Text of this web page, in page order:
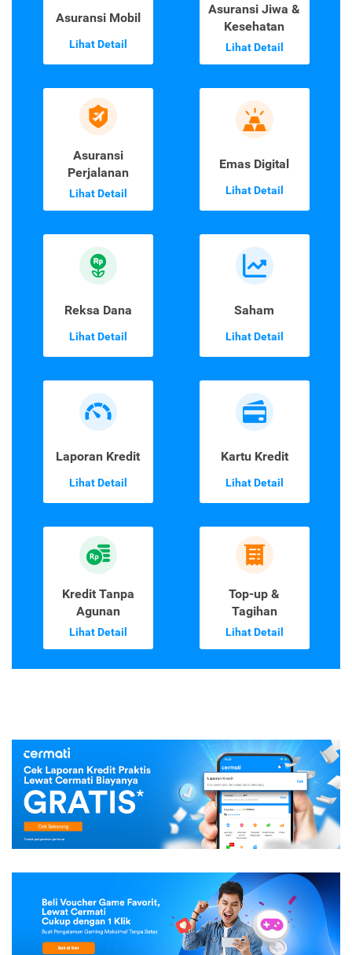
Asuransi Mobil
Lihat Detail
Asuransi Jiwa &
Kesehatan
Lihat Detail
Asuransi
Perjalanan
Lihat Detail
Emas Digital
Lihat Detail
Reksa Dana
Lihat Detail
Saham
Lihat Detail
Laporan Kredit
Lihat Detail
Kartu Kredit
Lihat Detail
Kredit Tanpa
Agunan
Lihat Detail
Top-up &
Tagihan
Lihat Detail